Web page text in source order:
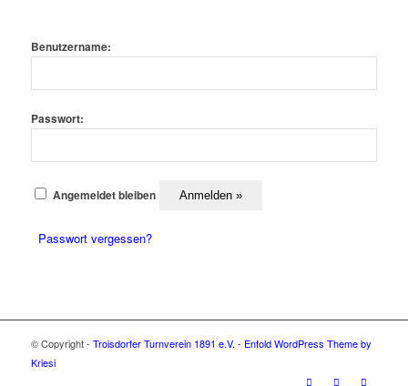
Benutzername:
Passwort:
Angemeldet bleiben
Passwort vergessen?
© Copyright - Troisdorfer Turnverein 1891 e.V. - Enfold WordPress Theme by
Kriesi